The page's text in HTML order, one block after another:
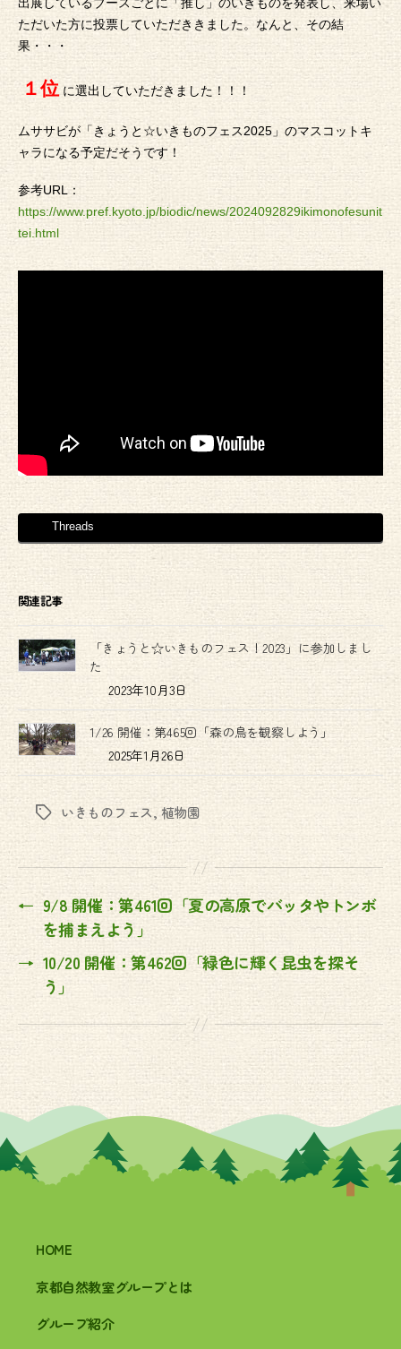
ただいた方に投票していただききました。なんと、その結
果・・・
１位 に選出していただきました！！！
ムササビが「きょうと☆いきものフェス2025」のマスコットキ
ャラになる予定だそうです！
参考URL：
https://www.pref.kyoto.jp/biodic/news/2024092829ikimonofesunit
tei.html
Threads
関連記事
「きょうと☆いきものフェス！2023」に参加しまし
た
2023年10月3日
1/26 開催：第465回「森の鳥を観察しよう」
2025年1月26日
Tagsいきものフェス, 植物園
← 9/8 開催：第461回「夏の高原でバッタやトンボ
を捕まえよう」
→ 10/20 開催：第462回「緑色に輝く昆虫を探そ
う」
HOME
京都自然教室グループとは
グループ紹介